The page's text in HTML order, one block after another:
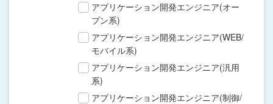
アプリケーション開発エンジニア(オー
プン系)
アプリケーション開発エンジニア(WEB/
モバイル系)
アプリケーション開発エンジニア(汎用
系)
アプリケーション開発エンジニア(制御/